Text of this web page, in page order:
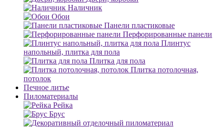
Наличник
Обои
Панели пластиковые
Перфорированные панели
Плинтус
напольный, плитка для пола
Плитка для пола
Плитка потолочная,
потолок
Печное литье
Пиломатериалы
Рейка
Брус